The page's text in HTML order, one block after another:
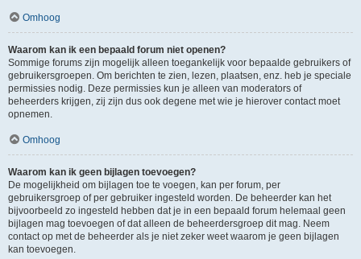
Omhoog
Waarom kan ik een bepaald forum niet openen?
Sommige forums zijn mogelijk alleen toegankelijk voor bepaalde gebruikers of
gebruikersgroepen. Om berichten te zien, lezen, plaatsen, enz. heb je speciale
permissies nodig. Deze permissies kun je alleen van moderators of
beheerders krijgen, zij zijn dus ook degene met wie je hierover contact moet
opnemen.
Omhoog
Waarom kan ik geen bijlagen toevoegen?
De mogelijkheid om bijlagen toe te voegen, kan per forum, per
gebruikersgroep of per gebruiker ingesteld worden. De beheerder kan het
bijvoorbeeld zo ingesteld hebben dat je in een bepaald forum helemaal geen
bijlagen mag toevoegen of dat alleen de beheerdersgroep dit mag. Neem
contact op met de beheerder als je niet zeker weet waarom je geen bijlagen
kan toevoegen.